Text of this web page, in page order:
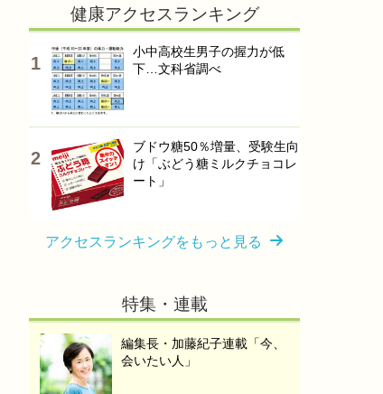
健康アクセスランキング
小中高校生男子の握力が低
下…文科省調べ
ブドウ糖50％増量、受験生向
け「ぶどう糖ミルクチョコレ
ート」
アクセスランキングをもっと見る
特集・連載
編集長・加藤紀子連載「今、
会いたい人」